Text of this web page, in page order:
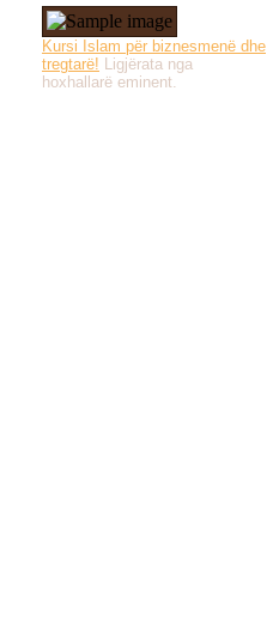
Kursi Islam për biznesmenë dhe
tregtarë! Ligjërata nga
hoxhallarë eminent.